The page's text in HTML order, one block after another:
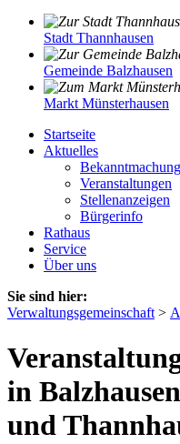
Stadt Thannhausen
Gemeinde Balzhausen
Markt Münsterhausen
Startseite
Aktuelles
Veranstaltungen
Stellenanzeigen
Bürgerinfo
Rathaus
Service
Über uns
Sie sind hier:
Verwaltungsgemeinschaft >
in
und